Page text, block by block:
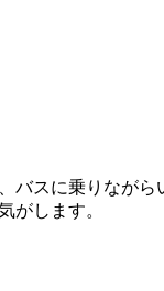
スに乗りなが
がします。